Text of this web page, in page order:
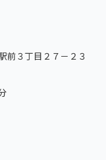
前３丁目２７－２３